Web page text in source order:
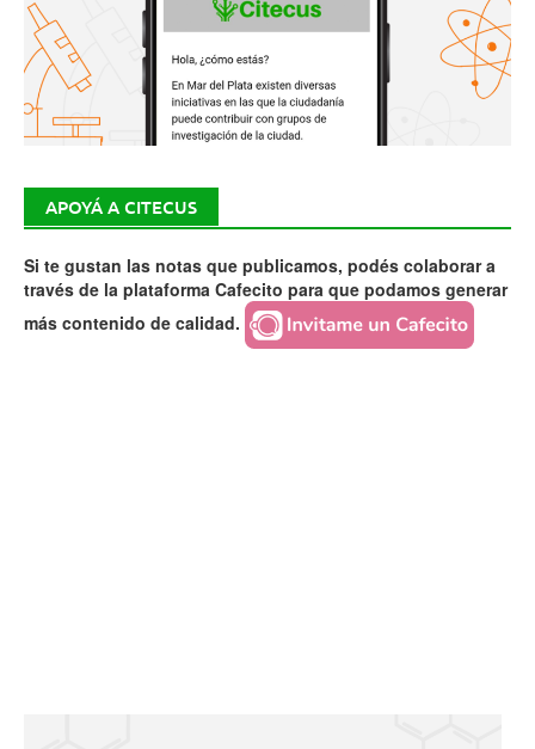
APOYÁ A CITECUS
Si te gustan las notas que publicamos, podés colaborar a
través de la plataforma Cafecito para que podamos generar
más contenido de calidad.